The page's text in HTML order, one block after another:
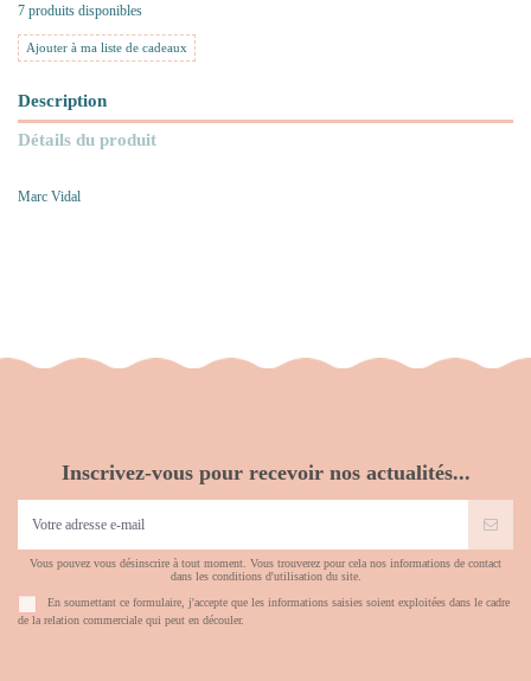
7 produits disponibles
Ajouter à ma liste de cadeaux
Description
Détails du produit
Marc Vidal
Inscrivez-vous pour recevoir nos actualités...
Vous pouvez vous désinscrire à tout moment. Vous trouverez pour cela nos informations de contact
dans les conditions d'utilisation du site.
En soumettant ce formulaire, j'accepte que les informations saisies soient exploitées dans le cadre
de la relation commerciale qui peut en découler.